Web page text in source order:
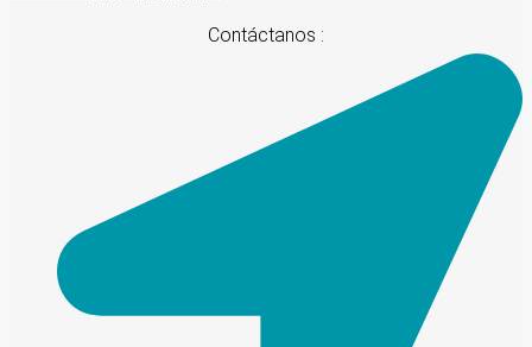
Contáctanos :